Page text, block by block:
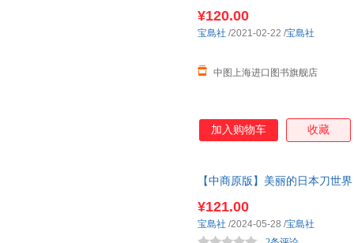
¥120.00
中图上海进口图书旗舰店
宝島社 /2021-02-22 /宝島社
加入购物车 收藏
【中商原版】美丽的日本刀世
¥121.00
宝島社 /2024-05-28 /宝島社